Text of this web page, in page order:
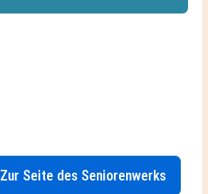
Zur Seite des Seniorenwerks